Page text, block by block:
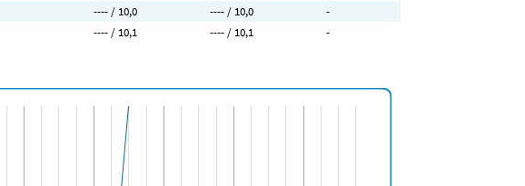
---- / 10,0 ---- / 10,0
-
---- / 10,1 ---- / 10,1 -